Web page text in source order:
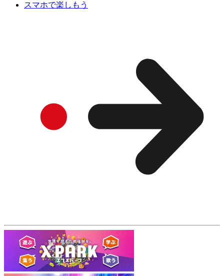
スマホで楽しもう